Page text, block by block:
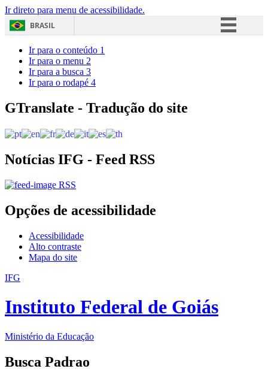
Ir direto para menu de acessibilidade.
BRASIL
Acesso à informação
Ir para o conteúdo 1
Ir para o menu 2
Ir para a busca 3
Ir para o rodapé 4
GTranslate - Tradução do site
Notícias IFG - Feed RSS
RSS
Opções de acessibilidade
Acessibilidade
Alto contraste
Mapa do site
IFG
Instituto Federal de Goiás
Ministério da Educação
Busca Padrao